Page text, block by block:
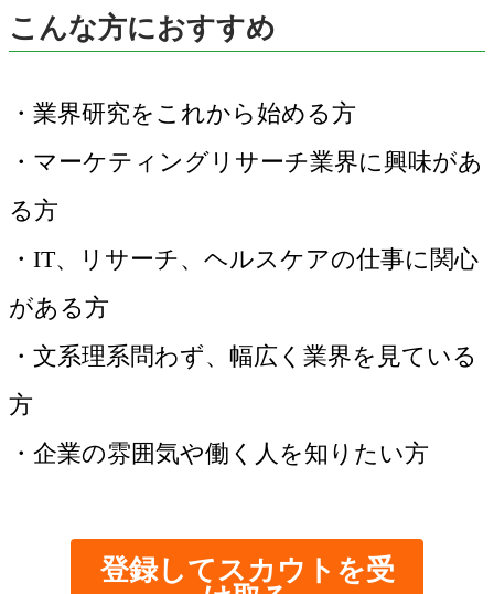
こんな方におすすめ
・業界研究をこれから始める方
・マーケティングリサーチ業界に興味があ
る方
・IT、リサーチ、ヘルスケアの仕事に関心
がある方
・文系理系問わず、幅広く業界を見ている
方
・企業の雰囲気や働く人を知りたい方
登録してスカウトを受